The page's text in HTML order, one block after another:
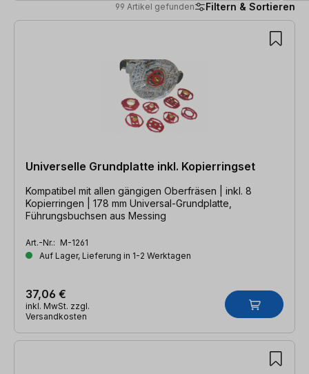
99 Artikel gefunden Filtern & Sortieren
99 Artikel gefunden
Universelle Grundplatte inkl. Kopierringset
Kompatibel mit allen gängigen Oberfräsen | inkl. 8
Kopierringen | 178 mm Universal-Grundplatte,
Führungsbuchsen aus Messing
Art.-Nr.: M-1261
Auf Lager, Lieferung in 1-2 Werktagen
37,06 €
inkl. MwSt. zzgl.
Versandkosten